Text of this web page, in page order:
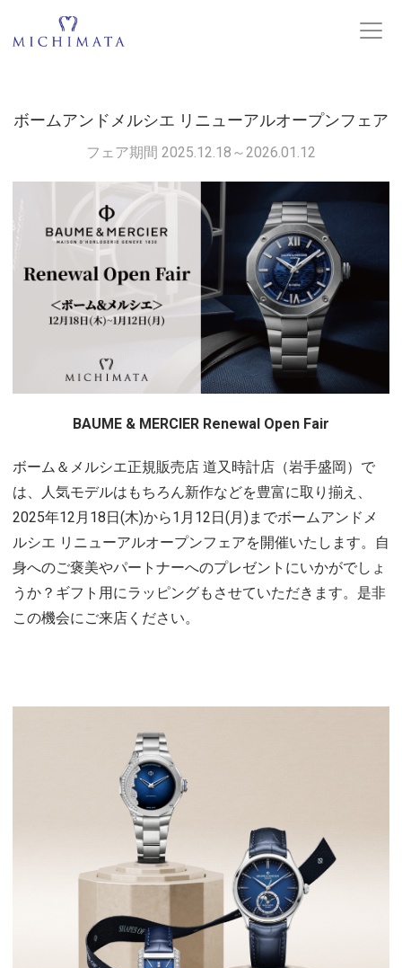
ボームアンドメルシエ リニューアルオープンフェア
フェア期間 2025.12.18～2026.01.12
BAUME & MERCIER Renewal Open Fair
ボーム＆メルシエ正規販売店 道又時計店（岩手盛岡）で
は、人気モデルはもちろん新作などを豊富に取り揃え、
2025年12月18日(木)から1月12日(月)までボームアンドメ
ルシエ リニューアルオープンフェアを開催いたします。自
身へのご褒美やパートナーへのプレゼントにいかがでしょ
うか？ギフト用にラッピングもさせていただきます。是非
この機会にご来店ください。